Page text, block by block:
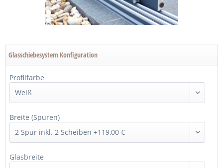
Glasschiebesystem Konfiguration
Profilfarbe
Breite (Spuren)
Glasbreite